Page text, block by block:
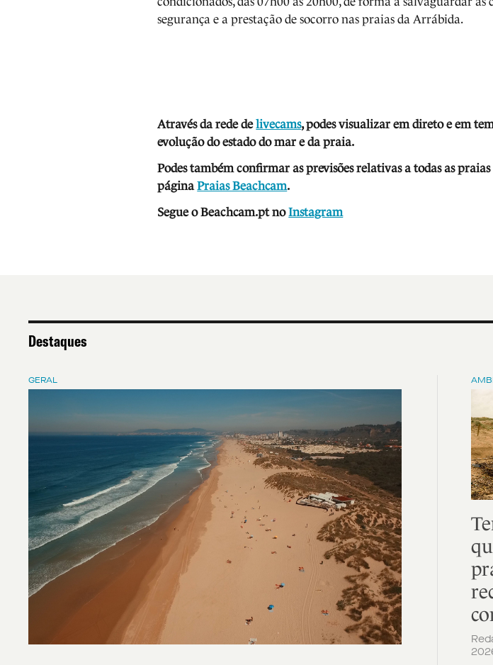
segurança e a prestação de socorro nas praias da Arrábida.
Através da rede delivecams, podes visualizar em direto e em
evolução do estado do mar e da praia.
Podes também confirmar as previsões relativas a todas as praias
páginaPraias Beachcam.
Segue o Beachcam.pt no Instagram
Destaques
GERAL